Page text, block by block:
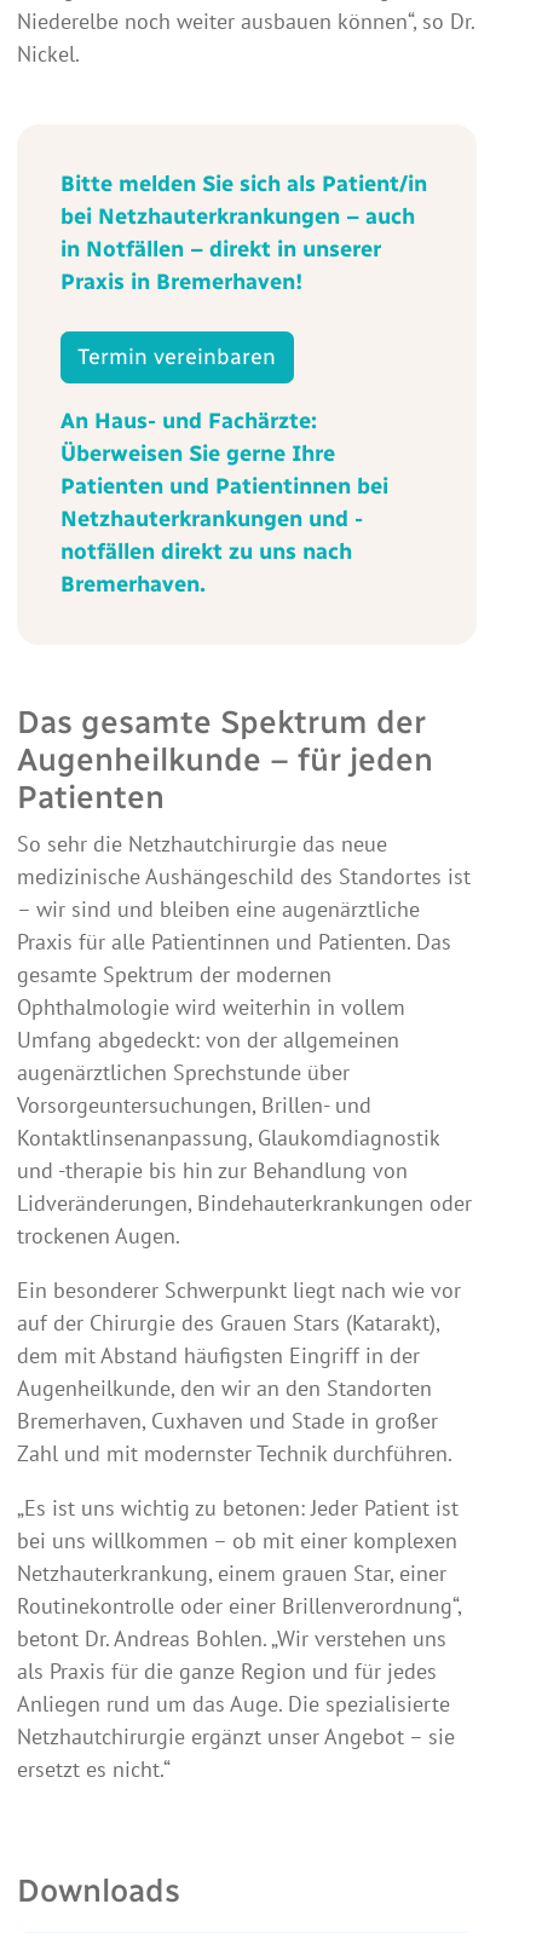
Niederelbe noch weiter ausbauen können“, so Dr.
Nickel.
Bitte melden Sie sich als Patient/in
bei Netzhauterkrankungen – auch
in Notfällen – direkt in unserer
Praxis in Bremerhaven!
Termin vereinbaren
An Haus- und Fachärzte:
Überweisen Sie gerne Ihre
Patienten und Patientinnen bei
Netzhauterkrankungen und -
notfällen direkt zu uns nach
Bremerhaven.
Das gesamte Spektrum der
Augenheilkunde – für jeden
Patienten
So sehr die Netzhautchirurgie das neue
medizinische Aushängeschild des Standortes ist
– wir sind und bleiben eine augenärztliche
Praxis für alle Patientinnen und Patienten. Das
gesamte Spektrum der modernen
Ophthalmologie wird weiterhin in vollem
Umfang abgedeckt: von der allgemeinen
augenärztlichen Sprechstunde über
Vorsorgeuntersuchungen, Brillen- und
Kontaktlinsenanpassung, Glaukomdiagnostik
und -therapie bis hin zur Behandlung von
Lidveränderungen, Bindehauterkrankungen oder
trockenen Augen.
Ein besonderer Schwerpunkt liegt nach wie vor
auf der Chirurgie des Grauen Stars (Katarakt),
dem mit Abstand häufigsten Eingriff in der
Augenheilkunde, den wir an den Standorten
Bremerhaven, Cuxhaven und Stade in großer
Zahl und mit modernster Technik durchführen.
„Es ist uns wichtig zu betonen: Jeder Patient ist
bei uns willkommen – ob mit einer komplexen
Netzhauterkrankung, einem grauen Star, einer
Routinekontrolle oder einer Brillenverordnung“,
betont Dr. Andreas Bohlen. „Wir verstehen uns
als Praxis für die ganze Region und für jedes
Anliegen rund um das Auge. Die spezialisierte
Netzhautchirurgie ergänzt unser Angebot – sie
ersetzt es nicht.“
Downloads